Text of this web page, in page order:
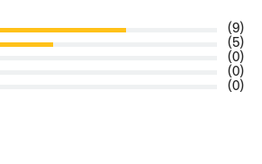
(9)
(5)
(0)
(0)
(0)